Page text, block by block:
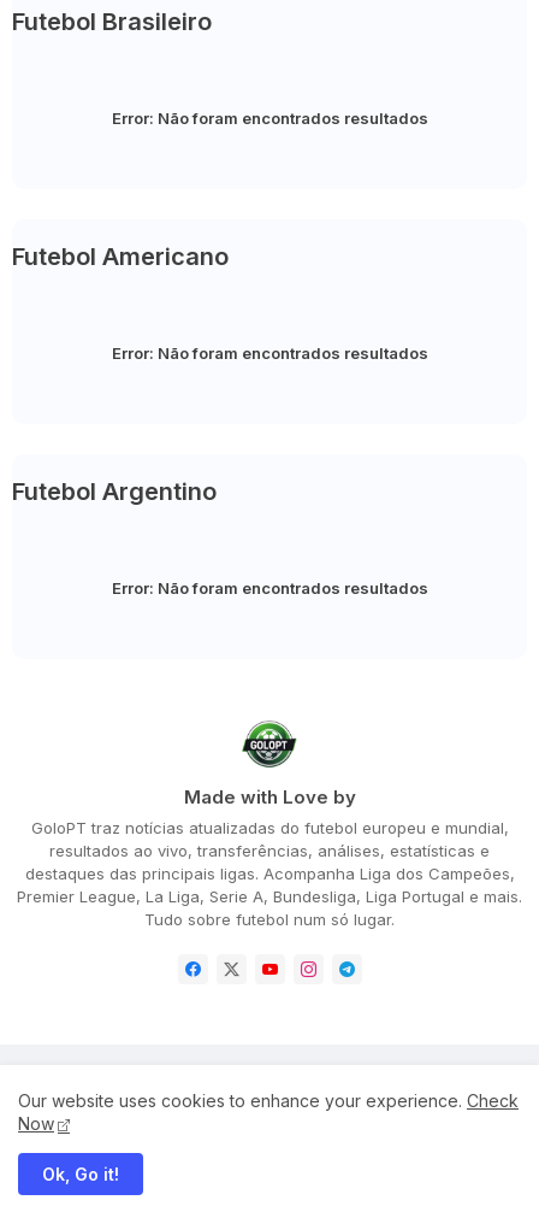
Futebol Brasileiro
Error: Não foram encontrados resultados
Futebol Americano
Error: Não foram encontrados resultados
Futebol Argentino
Error: Não foram encontrados resultados
Made with Love by
GoloPT traz notícias atualizadas do futebol europeu e mundial,
resultados ao vivo, transferências, análises, estatísticas e
destaques das principais ligas. Acompanha Liga dos Campeões,
Premier League, La Liga, Serie A, Bundesliga, Liga Portugal e mais.
Tudo sobre futebol num só lugar.
Terms and Conditions
Our website uses cookies to enhance your experience. Check
Now
Ok, Go it!